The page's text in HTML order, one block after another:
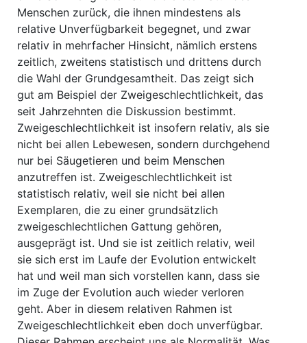
Menschen zurück, die ihnen mindestens als
relative Unverfügbarkeit begegnet, und zwar
relativ in mehrfacher Hinsicht, nämlich erstens
zeitlich, zweitens statistisch und drittens durch
die Wahl der Grundgesamtheit. Das zeigt sich
gut am Beispiel der Zweigeschlechtlichkeit, das
seit Jahrzehnten die Diskussion bestimmt.
Zweigeschlechtlichkeit ist insofern relativ, als sie
nicht bei allen Lebewesen, sondern durchgehend
nur bei Säugetieren und beim Menschen
anzutreffen ist. Zweigeschlechtlichkeit ist
statistisch relativ, weil sie nicht bei allen
Exemplaren, die zu einer grundsätzlich
zweigeschlechtlichen Gattung gehören,
ausgeprägt ist. Und sie ist zeitlich relativ, weil
sie sich erst im Laufe der Evolution entwickelt
hat und weil man sich vorstellen kann, dass sie
im Zuge der Evolution auch wieder verloren
geht. Aber in diesem relativen Rahmen ist
Zweigeschlechtlichkeit eben doch unverfügbar.